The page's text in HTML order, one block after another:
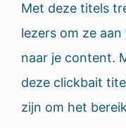
Met deze titels
lezers om ze
naar je content.
deze clickbait
zijn om het